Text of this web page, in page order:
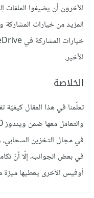
الآخرون أن يضيفوا
المزيد من خيارات
الأخير.
الخلاصة
في مجال التخزين
أوفيس الأخرى يعطيها